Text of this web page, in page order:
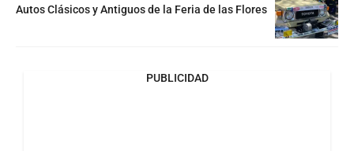
Autos Clásicos y Antiguos de la Feria de las Flores
PUBLICIDAD